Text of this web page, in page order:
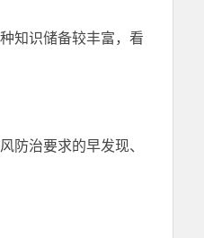
知识储备较丰富，看
防治要求的早发现、